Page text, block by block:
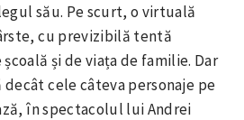
său. Pe scurt, o virtuală
cu previzibilă tentă
și de viața de familie. Dar
cele câteva personaje pe
în spectacolul lui Andrei